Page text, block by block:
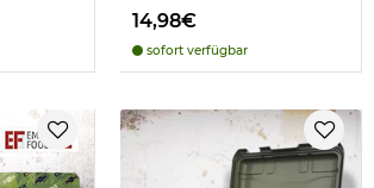
14,98€
sofort verfügbar